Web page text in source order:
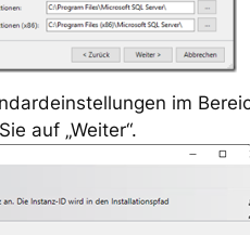
im
auf „Weiter“.